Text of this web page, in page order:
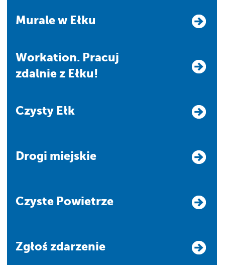
Murale w Ełku
Workation. Pracuj
zdalnie z Ełku!
Czysty Ełk
Drogi miejskie
Czyste Powietrze
Zgłoś zdarzenie